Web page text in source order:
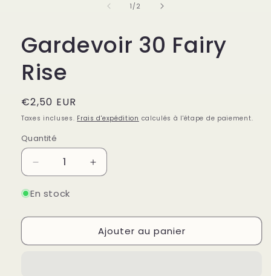
1 /de
2
Gardevoir 30 Fairy
Rise
Prix
habituel
€2,50 EUR
Taxes incluses. Frais d'expédition calculés à l'étape de paiement.
Quantité
Quantité
Réduire
la
quantité
Gardevoir
Fairy
Augmenter
la
Gardevoir
30
Fairy
En stock
Ajouter au panier